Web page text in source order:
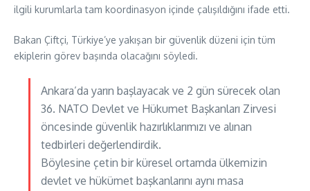
ilgili kurumlarla tam koordinasyon içinde çalışıldığını ifade etti.
Bakan Çiftçi, Türkiye’ye yakışan bir güvenlik düzeni için tüm
ekiplerin görev başında olacağını söyledi.
Ankara’da yarın başlayacak ve 2 gün sürecek olan
36. NATO Devlet ve Hükumet Başkanları Zirvesi
öncesinde güvenlik hazırlıklarımızı ve alınan
tedbirleri değerlendirdik.
Böylesine çetin bir küresel ortamda ülkemizin
devlet ve hükümet başkanlarını aynı masa